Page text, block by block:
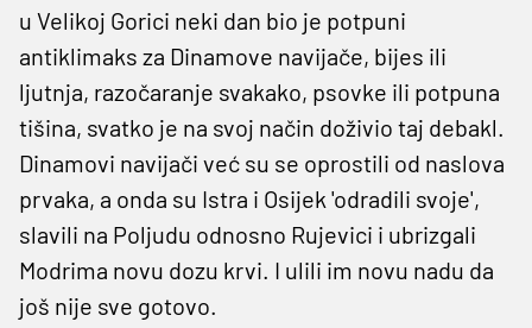
u Velikoj Gorici neki dan bio je potpuni
antiklimaks za Dinamove navijače, bijes ili
ljutnja, razočaranje svakako, psovke ili potpuna
tišina, svatko je na svoj način doživio taj debakl.
Dinamovi navijači već su se oprostili od naslova
prvaka, a onda su Istra i Osijek 'odradili svoje',
slavili na Poljudu odnosno Rujevici i ubrizgali
Modrima novu dozu krvi. I ulili im novu nadu da
još nije sve gotovo.